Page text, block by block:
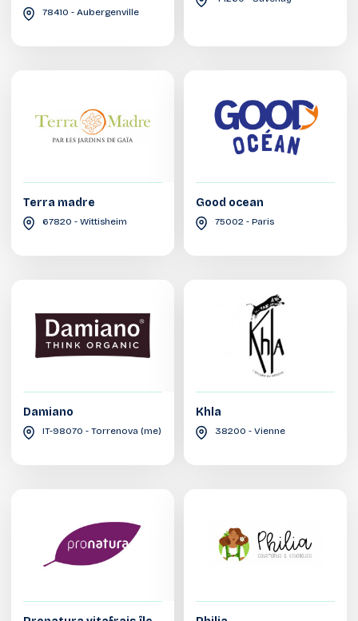
78410 - Aubergenville
Terra madre
67820 - Wittisheim
Good ocean
75002 - Paris
Damiano
IT-98070 - Torrenova (me)
Khla
38200 - Vienne